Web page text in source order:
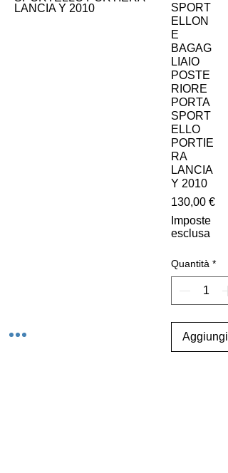
SPORT
ELLON
E
BAGAG
LIAIO
POSTE
RIORE
PORTA
SPORT
ELLO
PORTIE
RA
LANCIA
Y 2010
130,00 €
Imposte
esclusa
Quantità *
Aggiungi